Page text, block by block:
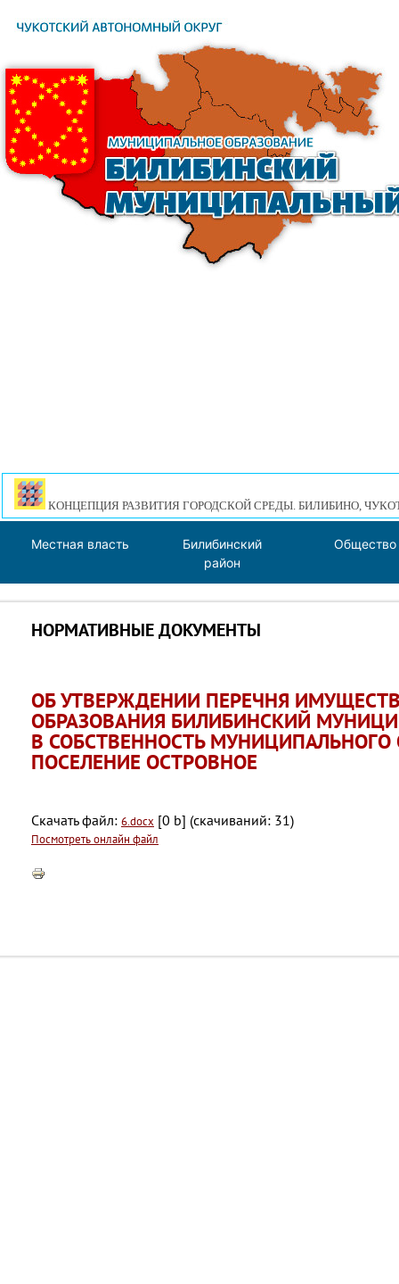
КОНЦЕПЦИЯ РАЗВИТИЯ ГОРОДСКОЙ СРЕДЫ. БИЛИБИНО,
Местная власть
Билибинский
район
Общество
НОРМАТИВНЫЕ ДОКУМЕНТЫ
ОБ УТВЕРЖДЕНИИ ПЕРЕЧНЯ
ОБРАЗОВАНИЯ БИЛИБИНСКИЙ
В СОБСТВЕННОСТЬ МУНИЦИПАЛЬНОГО
ПОСЕЛЕНИЕ ОСТРОВНОЕ
Скачать файл: 6.docx [0 b] (cкачиваний: 31)
Посмотреть онлайн файл